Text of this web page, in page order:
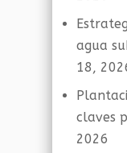
agua
18,
claves
2026